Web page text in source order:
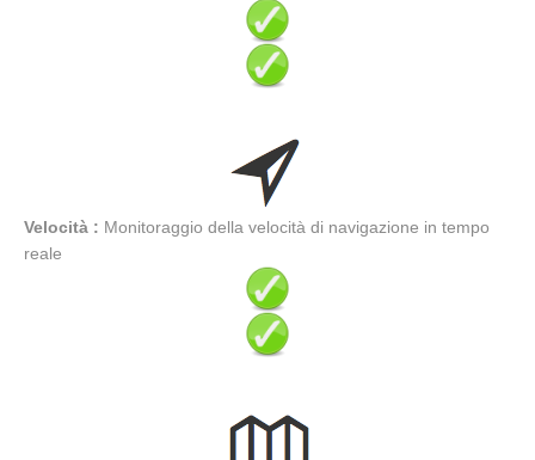
Velocità : Monitoraggio della velocità di navigazione in tempo
reale